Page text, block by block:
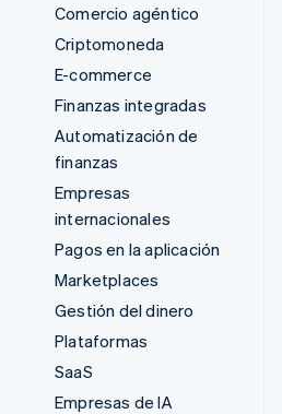
Comercio agéntico
Criptomoneda
E-commerce
Finanzas integradas
Automatización de
finanzas
Empresas
internacionales
Pagos en la aplicación
Marketplaces
Gestión del dinero
Plataformas
SaaS
Empresas de IA